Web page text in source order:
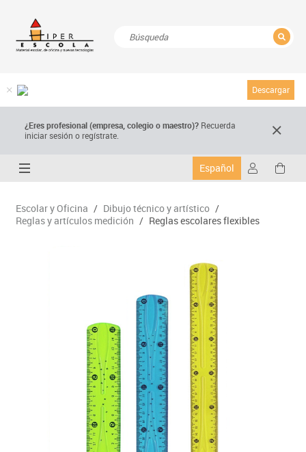
Descargar
¿Eres profesional (empresa, colegio o maestro)? Recuerda
iniciar sesión o regístrate.
Español
Escolar y Oficina / Dibujo técnico y artístico /
Reglas y artículos medición / Reglas escolares flexibles